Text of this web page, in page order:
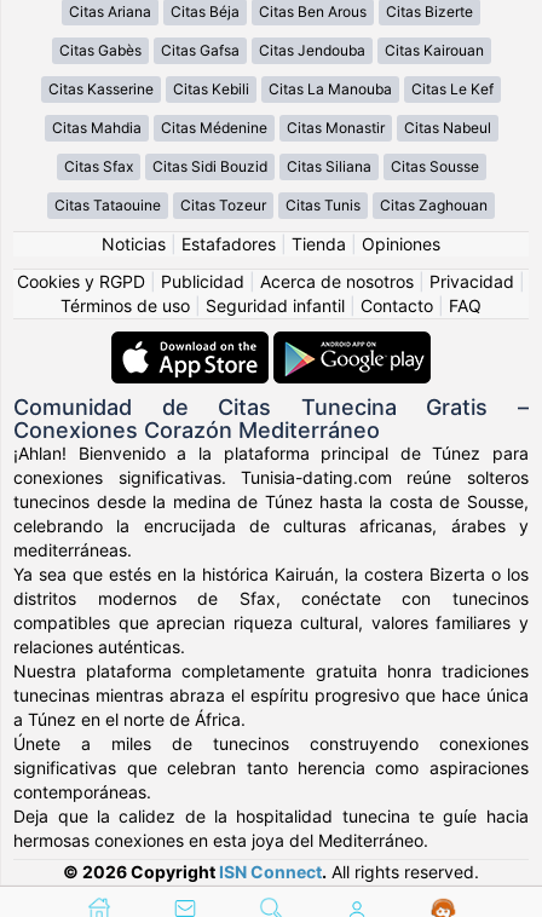
Citas Ariana Citas Béja Citas Ben Arous Citas Bizerte
Citas Gabès Citas Gafsa Citas Jendouba Citas Kairouan
Citas Kasserine Citas Kebili Citas La Manouba Citas Le Kef
Citas Mahdia Citas Médenine Citas Monastir Citas Nabeul
Citas Sfax Citas Sidi Bouzid Citas Siliana Citas Sousse
Citas Tataouine Citas Tozeur Citas Tunis Citas Zaghouan
Noticias Estafadores Tienda
Opiniones
Cookies y RGPD
Publicidad Acerca de nosotros Privacidad
Términos de uso
Seguridad infantil Contacto FAQ
Comunidad de Citas Tunecina Gratis –
Conexiones Corazón Mediterráneo
¡Ahlan! Bienvenido a la plataforma principal de Túnez para
conexiones significativas. Tunisia-dating.com reúne solteros
tunecinos desde la medina de Túnez hasta la costa de Sousse,
celebrando la encrucijada de culturas africanas, árabes y
mediterráneas.
Ya sea que estés en la histórica Kairuán, la costera Bizerta o los
distritos modernos de Sfax, conéctate con tunecinos
compatibles que aprecian riqueza cultural, valores familiares y
relaciones auténticas.
Nuestra plataforma completamente gratuita honra tradiciones
tunecinas mientras abraza el espíritu progresivo que hace única
a Túnez en el norte de África.
Únete a miles de tunecinos construyendo conexiones
significativas que celebran tanto herencia como aspiraciones
contemporáneas.
Deja que la calidez de la hospitalidad tunecina te guíe hacia
hermosas conexiones en esta joya del Mediterráneo.
© 2026 Copyright ISN Connect. All rights reserved.